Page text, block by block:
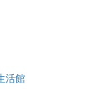
活館